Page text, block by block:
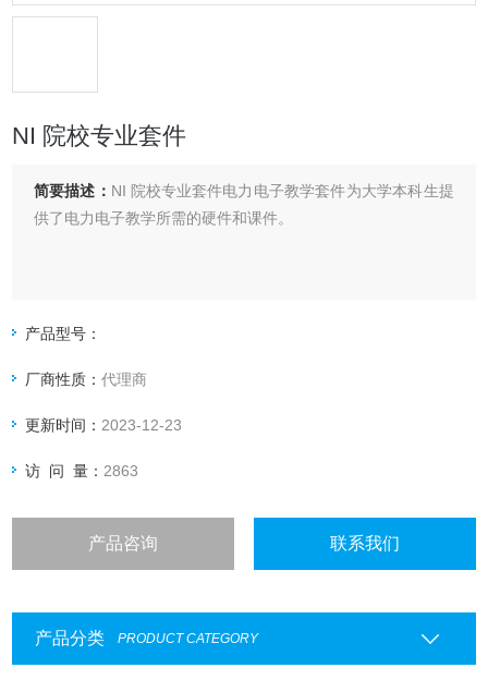
NI 院校专业套件
简要描述： NI 院校专业套件电​力​电​子​教​学​套​件​为​大​学​本​科​生​提​
供​了​电​力​电​子​教​学​所​需​的​硬​件​和​课件。
产品型号：
厂商性质：代理商
更新时间： 2023-12-23
访 问 量： 2863
产品咨询 联系我们
产品分类 PRODUCT CATEGORY